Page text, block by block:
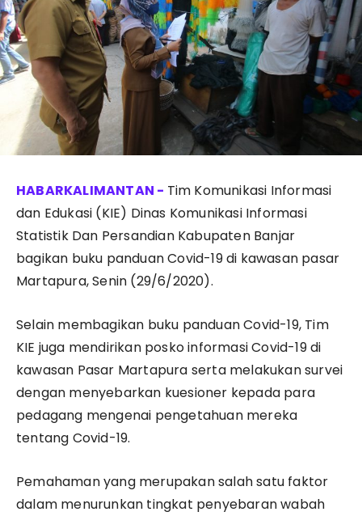
Tim Komunikasi Informasi
dan Edukasi (KIE) Dinas Komunikasi Informasi
Statistik Dan Persandian Kabupaten Banjar
bagikan buku panduan Covid-19 di kawasan pasar
Martapura, Senin (29/6/2020).
Selain membagikan buku panduan Covid-19, Tim
KIE juga mendirikan posko informasi Covid-19 di
kawasan Pasar Martapura serta melakukan survei
dengan menyebarkan kuesioner kepada para
pedagang mengenai pengetahuan mereka
tentang Covid-19.
Pemahaman yang merupakan salah satu faktor
dalam menurunkan tingkat penyebaran wabah